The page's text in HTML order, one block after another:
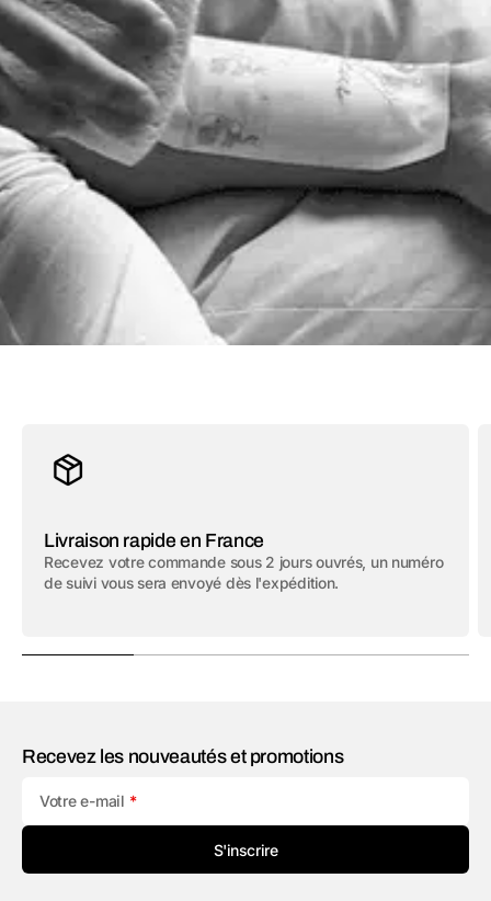
Livraison rapide en France
Recevez votre commande sous 2 jours ouvrés, un numéro
de suivi vous sera envoyé dès l'expédition.
Recevez les nouveautés et promotions
Votre e-mail
S'inscrire